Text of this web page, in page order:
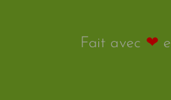
Fait avec ❤